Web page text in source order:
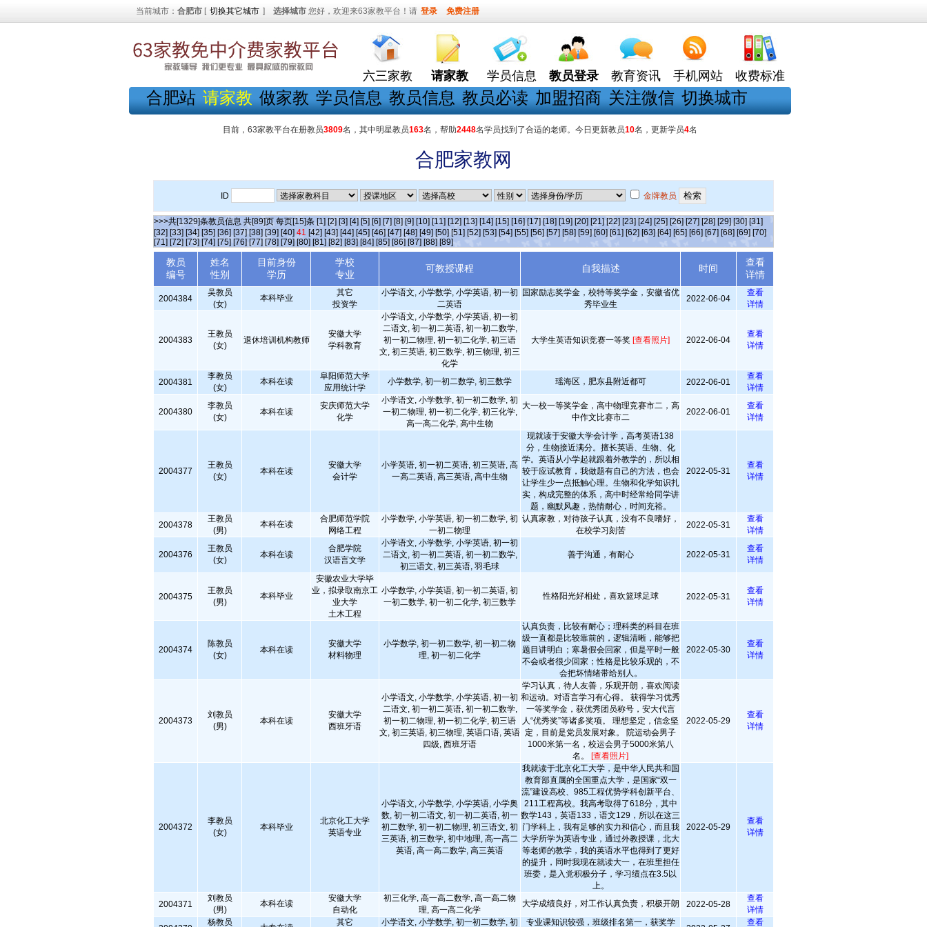
当前城市： 合肥市 [ 切换其它城市 ] 选择城市 您好，欢迎来63家教平台！请 登录 免费注册
六三家教 请家教 学员信息 教员登录 教育资讯 手机网站 收费标准
合肥站 请家教 做家教 学员信息 教员信息 教员必读 加盟招商 关注微信 切换城市
目前，63家教平台在册教员3809名，其中明星教员163名，帮助2448名学员找到了合适的老师。今日更新教员10名，更新学员4名
合肥家教网
ID 金牌教员
>>>共[1329]条教员信息 共[89]页 每页[15]条 [1] [2] [3] [4] [5] [6] [7] [8] [9] [10] [11] [12] [13] [14] [15] [16] [17] [18] [19] [20] [21] [22] [23] [24] [25] [26] [27] [28] [29] [30] [31]
[32] [33] [34] [35] [36] [37] [38] [39] [40] 41 [42] [43] [44] [45] [46] [47] [48] [49] [50] [51] [52] [53] [54] [55] [56] [57] [58] [59] [60] [61] [62] [63] [64] [65] [66] [67] [68] [69] [70]
[71] [72] [73] [74] [75] [76] [77] [78] [79] [80] [81] [82] [83] [84] [85] [86] [87] [88] [89]
教员
编号
姓名
性别
目前身份
学历
学校
专业
可教授课程 自我描述 时间
查看
详情
2004384
吴教员
(女)
本科毕业
其它
投资学
小学语文, 小学数学, 小学英语, 初一初
二英语
国家励志奖学金，校特等奖学金，安徽省优
秀毕业生
2022-06-04
查看
详情
2004383
王教员
(女)
退休培训机构教师
安徽大学
学科教育
小学语文, 小学数学, 小学英语, 初一初
二语文, 初一初二英语, 初一初二数学,
初一初二物理, 初一初二化学, 初三语
文, 初三英语, 初三数学, 初三物理, 初三
化学
大学生英语知识竞赛一等奖 [查看照片] 2022-06-04
查看
详情
2004381
李教员
(女)
本科在读
阜阳师范大学
应用统计学
小学数学, 初一初二数学, 初三数学 瑶海区，肥东县附近都可 2022-06-01
查看
详情
2004380
李教员
(女)
本科在读
安庆师范大学
化学
小学语文, 小学数学, 初一初二数学, 初
一初二物理, 初一初二化学, 初三化学,
高一高二化学, 高中生物
大一校一等奖学金，高中物理竞赛市二，高
中作文比赛市二
2022-06-01
查看
详情
2004377
王教员
(女)
本科在读
安徽大学
会计学
小学英语, 初一初二英语, 初三英语, 高
一高二英语, 高三英语, 高中生物
现就读于安徽大学会计学，高考英语138
分，生物接近满分。擅长英语、生物、化
学。英语从小学起就跟着外教学的，所以相
较于应试教育，我做题有自己的方法，也会
让学生少一点抵触心理。生物和化学知识扎
实，构成完整的体系，高中时经常给同学讲
题，幽默风趣，热情耐心，时间充裕。
2022-05-31
查看
详情
2004378
王教员
(男)
本科在读
合肥师范学院
网络工程
小学数学, 小学英语, 初一初二数学, 初
一初二物理
认真家教，对待孩子认真，没有不良嗜好，
在校学习刻苦
2022-05-31
查看
详情
2004376
王教员
(女)
本科在读
合肥学院
汉语言文学
小学语文, 小学数学, 小学英语, 初一初
二语文, 初一初二英语, 初一初二数学,
初三语文, 初三英语, 羽毛球
善于沟通，有耐心 2022-05-31
查看
详情
2004375
王教员
(男)
本科毕业
安徽农业大学毕
业，拟录取南京工
业大学
土木工程
小学数学, 小学英语, 初一初二英语, 初
一初二数学, 初一初二化学, 初三数学
性格阳光好相处，喜欢篮球足球 2022-05-31
查看
详情
2004374
陈教员
(女)
本科在读
安徽大学
材料物理
小学数学, 初一初二数学, 初一初二物
理, 初一初二化学
认真负责，比较有耐心；理科类的科目在班
级一直都是比较靠前的，逻辑清晰，能够把
题目讲明白；寒暑假会回家，但是平时一般
不会或者很少回家；性格是比较乐观的，不
会把坏情绪带给别人。
2022-05-30
查看
详情
2004373
刘教员
(男)
本科在读
安徽大学
西班牙语
小学语文, 小学数学, 小学英语, 初一初
二语文, 初一初二英语, 初一初二数学,
初一初二物理, 初一初二化学, 初三语
文, 初三英语, 初三物理, 英语口语, 英语
四级, 西班牙语
学习认真，待人友善，乐观开朗，喜欢阅读
和运动。对语言学习有心得。 获得学习优秀
一等奖学金，获优秀团员称号，安大代言
人“优秀奖”等诸多奖项。 理想坚定，信念坚
定，目前是党员发展对象。 院运动会男子
1000米第一名，校运会男子5000米第八
名。 [查看照片]
2022-05-29
查看
详情
2004372
李教员
(女)
本科毕业
北京化工大学
英语专业
小学语文, 小学数学, 小学英语, 小学奥
数, 初一初二语文, 初一初二英语, 初一
初二数学, 初一初二物理, 初三语文, 初
三英语, 初三数学, 初中地理, 高一高二
英语, 高一高二数学, 高三英语
我就读于北京化工大学，是中华人民共和国
教育部直属的全国重点大学，是国家“双一
流”建设高校、985工程优势学科创新平台、
211工程高校。我高考取得了618分，其中
数学143，英语133，语文129，所以在这三
门学科上，我有足够的实力和信心，而且我
大学所学为英语专业，通过外教授课，北大
等老师的教学，我的英语水平也得到了更好
的提升，同时我现在就读大一，在班里担任
班委，是入党积极分子，学习绩点在3.5以
上。
2022-05-29
查看
详情
2004371
刘教员
(男)
本科在读
安徽大学
自动化
初三化学, 高一高二数学, 高一高二物
理, 高一高二化学
大学成绩良好，对工作认真负责，积极开朗 2022-05-28
查看
详情
杨教员 其它 小学语文, 小学数学, 初一初二数学, 初 专业课知识较强，班级排名第一，获奖学 查看